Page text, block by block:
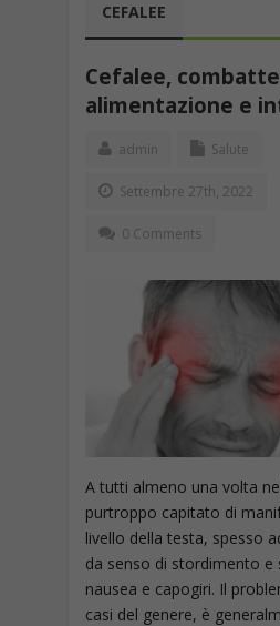
CEFALEE
Cefalee,
alimentazione e
admin Salute
Settembre 27th, 2022
0 Comments
A tutti almeno una volta
purtroppo capitato di
livello della testa, spesso
da senso di stordimento e
nausea e capogiri. Il
casi del genere, è